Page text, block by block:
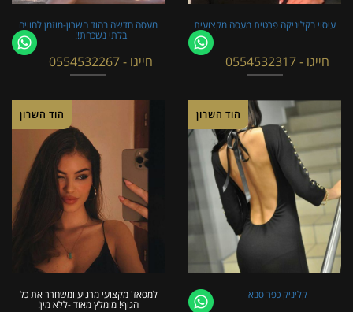
מעסה חדשה בהוד השרון-מוזמן לחוויה
בלתי נשכחת!!
חייגו - 0554532267
עיסוי בקליניקה פרטית מעסה מקצועית
חייגו - 0554532317
הוד השרון
למסאז' מקצועי מרגיע ומשחרר את כל
הגוף! מומלץ מאוד -ללא מין!
הוד השרון
קליניק כפר סבא